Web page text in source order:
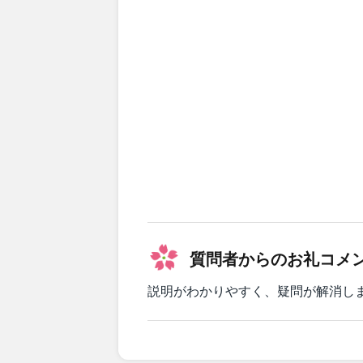
質問者からのお礼コメ
説明がわかりやすく、疑問が解消し